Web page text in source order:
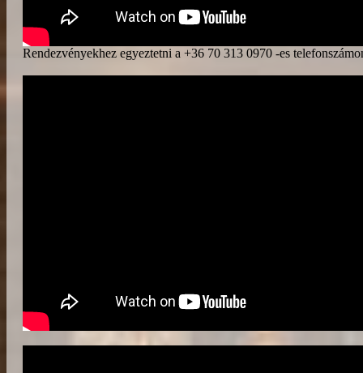
Rendezvényekhez egyeztetni a +36 70 313 0970 -es